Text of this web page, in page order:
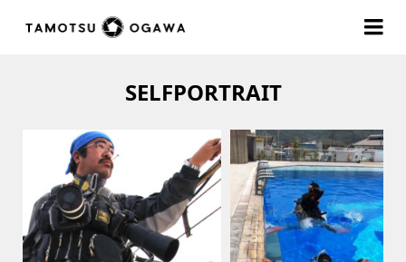
SELFPORTRAIT